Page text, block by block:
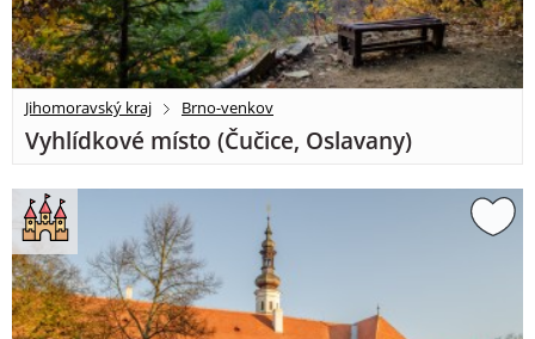
Jihomoravský kraj Brno-venkov
Vyhlídkové místo (Čučice, Oslavany)